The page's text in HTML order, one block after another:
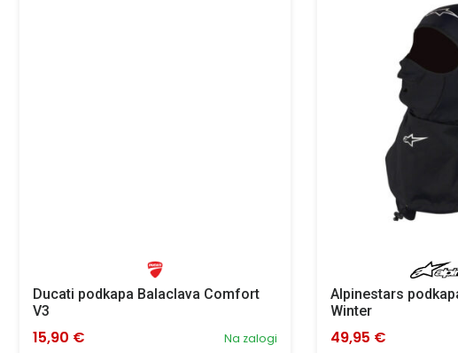
Ducati podkapa Balaclava Comfort
V3
Na zalogi
15,90 €
Alpinestars
Winter
49,95 €